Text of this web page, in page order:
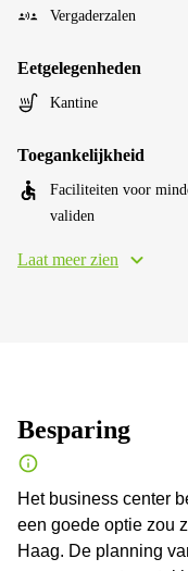
Vergaderzalen
Eetgelegenheden
Kantine
Toegankelijkheid
Faciliteiten voor
validen
Laat meer zien
Besparing
Het business center
een goede optie zou
Haag. De planning